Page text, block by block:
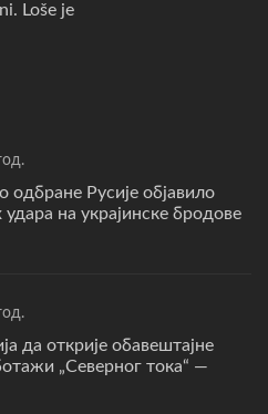
Loše je
одбране Русије објавило
на украјинске бродове
да открије обавештајне
„Северног тока“ —